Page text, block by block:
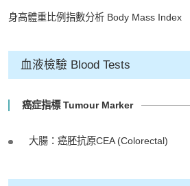
身高體重比例指數分析 Body Mass Index
血液檢驗 Blood Tests
癌症指標 Tumour Marker
大腸：癌胚抗原CEA (Colorectal)